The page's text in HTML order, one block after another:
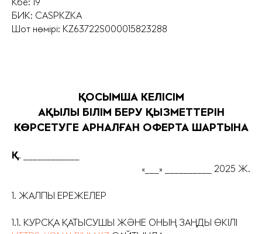
БИК: CASPKZKA
Шот нөмірі: KZ63722S000015823288
ҚОСЫМША КЕЛІСІМ
АҚЫЛЫ БІЛІМ БЕРУ ҚЫЗМЕТТЕРІН
КӨРСЕТУГЕ АРНАЛҒАН ОФЕРТА ШАРТЫНА
Қ. ____________
«___» __________ 2025 Ж.
1. ЖАЛПЫ ЕРЕЖЕЛЕР
1.1. КУРСҚА ҚАТЫСУШЫ ЖӘНЕ ОНЫҢ ЗАҢДЫ ӨКІЛІ